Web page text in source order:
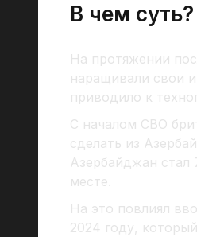
В чем суть?
На протяжении
наращивали свои
приводило к
С началом СВО
сделать из
Азербайджан
месте.
На это повлиял
2024 году,